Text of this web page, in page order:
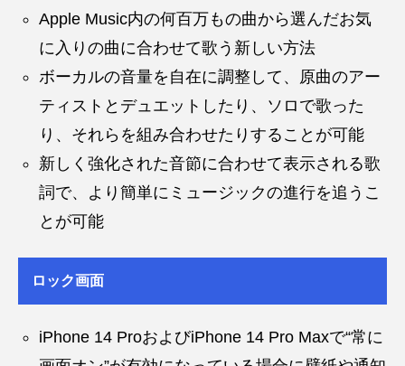
Apple Music内の何百万もの曲から選んだお気
に入りの曲に合わせて歌う新しい方法
ボーカルの音量を自在に調整して、原曲のアー
ティストとデュエットしたり、ソロで歌った
り、それらを組み合わせたりすることが可能
新しく強化された音節に合わせて表示される歌
詞で、より簡単にミュージックの進行を追うこ
とが可能
ロック画面
iPhone 14 ProおよびiPhone 14 Pro Maxで“常に